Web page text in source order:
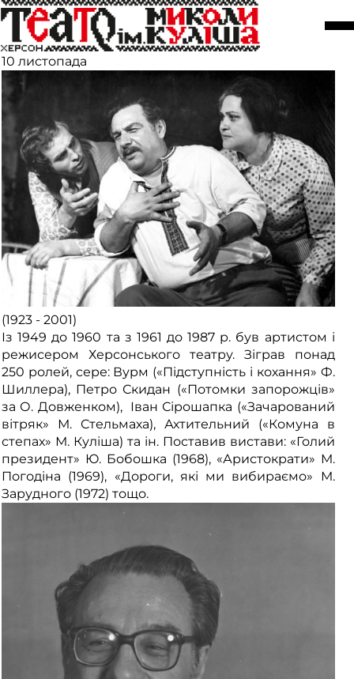
Особистості. Микуцький Микола
Олександрович
10 листопада
(1923 - 2001)
Із 1949 до 1960 та з 1961 до 1987 р. був артистом і
режисером Херсонського театру. Зіграв понад
250 ролей, сере: Вурм («Підступність і кохання» Ф.
Шиллера), Петро Скидан («Потомки запорожців»
за О. Довженком), Іван Сірошапка («Зачарований
вітряк» М. Стельмаха), Ахтительний («Комуна в
степах» М. Куліша) та ін. Поставив вистави: «Голий
президент» Ю. Бобошка (1968), «Аристократи» М.
Погодіна (1969), «Дороги, які ми вибираємо» М.
Зарудного (1972) тощо.